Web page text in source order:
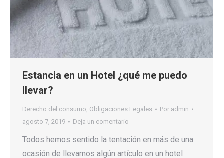
Estancia en un Hotel ¿qué me puedo
llevar?
Derecho del consumo, Obligaciones Legales Por admin
agosto 7, 2019
Deja un comentario
Todos hemos sentido la tentación en más de una
ocasión de llevarnos algún artículo en un hotel